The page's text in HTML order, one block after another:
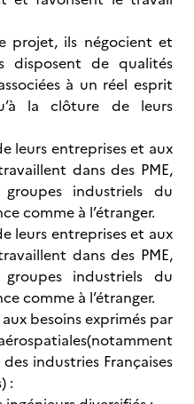
projet, ils négocient et
disposent de qualités
à un réel esprit
la clôture de leurs
leurs entreprises et aux
dans des PME,
industriels du
comme à l’étranger.
leurs entreprises et aux
dans des PME,
industriels du
comme à l’étranger.
besoins exprimés par
industries Françaises
: